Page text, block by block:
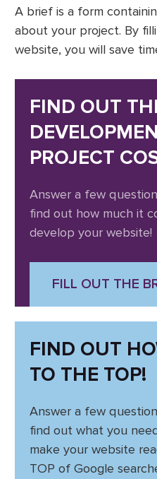
A brief is a form
about your project. By
website, you will save
FIND OUT
PROJECT
Answer a few
find out how much it
develop your website!
FILL OUT THE
FIND OUT
TO THE TOP!
Answer a few
find out what you
make your website
TOP of Google